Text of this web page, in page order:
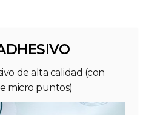
de alta calidad (con
micro puntos)